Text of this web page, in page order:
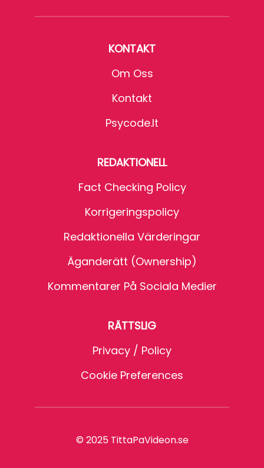
KONTAKT
Om Oss
Kontakt
Psycode.it
REDAKTIONELL
Fact Checking Policy
Korrigeringspolicy
Redaktionella Värderingar
Äganderätt (Ownership)
Kommentarer På Sociala Medier
RÄTTSLIG
Privacy / Policy
Cookie Preferences
© 2025 TittaPaVideon.se